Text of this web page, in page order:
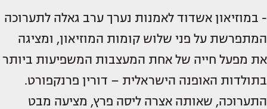
- במוזיאון אשדוד לאמנות נערך ערב גאלה לתערוכה
המתפרשת על פני שלוש קומות המוזיאון, ומציגה
את מפעל חייה של אחת המעצבות המשפיעות ביותר
בתולדות האופנה הישראלית – דורין פרנקפורט.
התערוכה, שאותה אצרה ליסה פרץ, מציעה מבט